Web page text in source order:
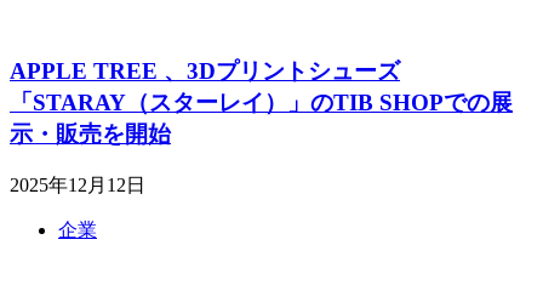
APPLE TREE 、3Dプリントシューズ
「STARAY（スターレイ）」のTIB SHOPでの展
示・販売を開始
2025年12月12日
企業